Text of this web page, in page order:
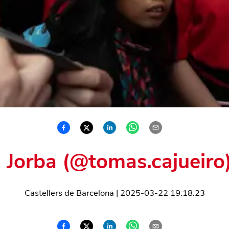
Jorba
Castellers de Barcelona | 2025-03-22 19:18:23